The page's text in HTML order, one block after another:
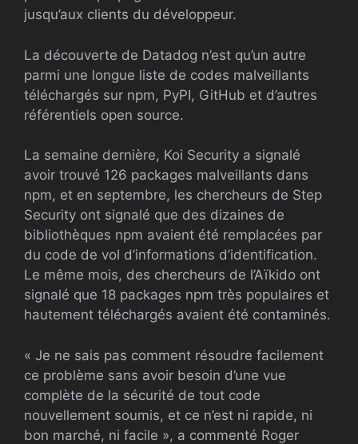
jusqu’aux clients du développeur.
La découverte de Datadog n’est qu’un autre
parmi une longue liste de codes malveillants
téléchargés sur npm, PyPI, GitHub et d’autres
référentiels open source.
La semaine dernière, Koi Security a signalé
avoir trouvé 126 packages malveillants dans
npm, et en septembre, les chercheurs de Step
Security ont signalé que des dizaines de
bibliothèques npm avaient été remplacées par
du code de vol d’informations d’identification.
Le même mois, des chercheurs de l’Aïkido ont
signalé que 18 packages npm très populaires et
hautement téléchargés avaient été contaminés.
« Je ne sais pas comment résoudre facilement
ce problème sans avoir besoin d’une vue
complète de la sécurité de tout code
nouvellement soumis, et ce n’est ni rapide, ni
bon marché, ni facile », a commenté Roger